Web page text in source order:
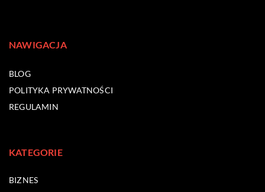
NAWIGACJA
BLOG
POLITYKA PRYWATNOŚCI
REGULAMIN
KATEGORIE
BIZNES